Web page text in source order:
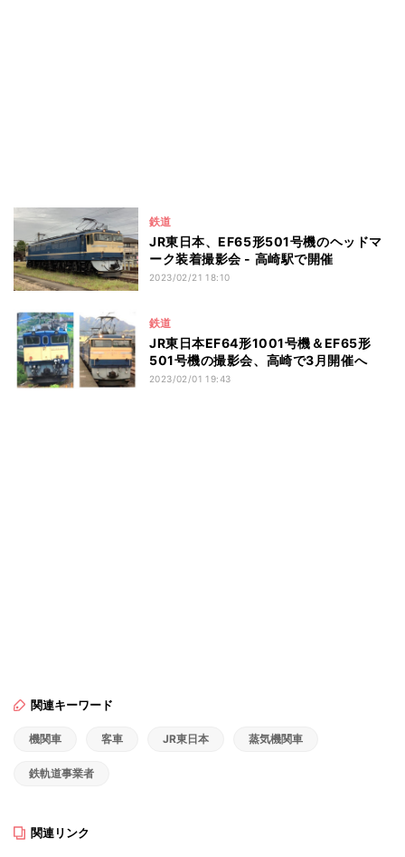
鉄道
JR東日本、EF65形501号機のヘッドマ
ーク装着撮影会 - 高崎駅で開催
2023/02/21 18:10
鉄道
JR東日本EF64形1001号機＆EF65形
501号機の撮影会、高崎で3月開催へ
2023/02/01 19:43
関連キーワード
機関車 客車 JR東日本 蒸気機関車
鉄軌道事業者
関連リンク